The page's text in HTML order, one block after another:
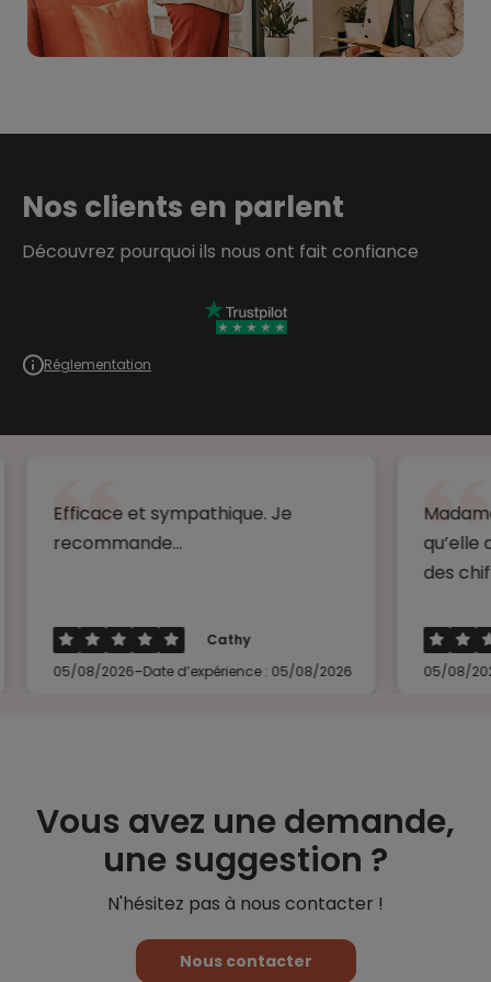
Nos clients en parlent
Découvrez pourquoi ils nous ont fait confiance
Réglementation
et sympathique. Je
Cathy
2026-Date d’expérience : 05/08/2026
Madame
qu’elle a pu
des chiffres et
05/08/2026-Date
Vous avez une demande,
une suggestion ?
N'hésitez pas à nous contacter !
Nous contacter